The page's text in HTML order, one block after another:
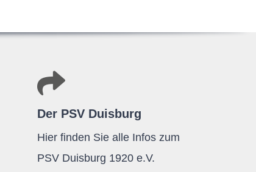
Der PSV Duisburg
Hier finden Sie alle Infos zum
PSV Duisburg 1920 e.V.